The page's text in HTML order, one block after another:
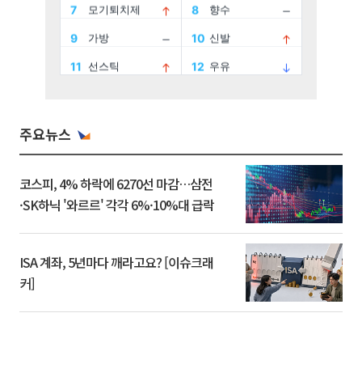
주요뉴스
코스피, 4% 하락에 6270선 마감…삼전
·SK하닉 '와르르' 각각 6%·10%대 급락
ISA 계좌, 5년마다 깨라고요? [이슈크래
커]